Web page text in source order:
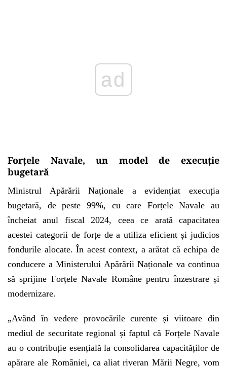
Forțele Navale, un model de execuție
bugetară
Ministrul Apărării Naționale a evidențiat execuția
bugetară, de peste 99%, cu care Forțele Navale au
încheiat anul fiscal 2024, ceea ce arată capacitatea
acestei categorii de forțe de a utiliza eficient și judicios
fondurile alocate. În acest context, a arătat că echipa de
conducere a Ministerului Apărării Naționale va continua
să sprijine Forțele Navale Române pentru înzestrare și
modernizare.
„Având în vedere provocările curente și viitoare din
mediul de securitate regional și faptul că Forțele Navale
au o contribuție esențială la consolidarea capacităților de
apărare ale României, ca aliat riveran Mării Negre, vom